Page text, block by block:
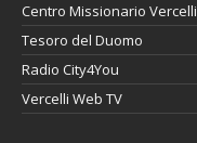
Centro Missionario Vercelli
Tesoro del Duomo
Radio City4You
Vercelli Web TV